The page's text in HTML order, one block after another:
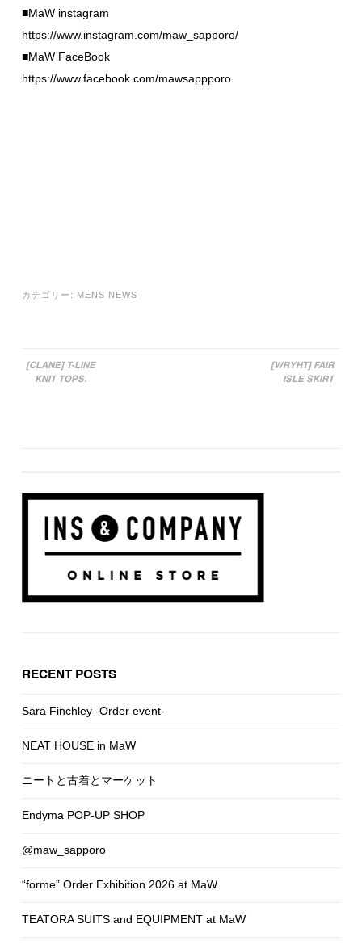
■MaW instagram
https://www.instagram.com/maw_sapporo/
■MaW FaceBook
https://www.facebook.com/mawsappporo
カテゴリー: MENS NEWS
[CLANE] T-LINE
KNIT TOPS.
[WRYHT] FAIR
ISLE SKIRT
RECENT POSTS
Sara Finchley -Order event-
NEAT HOUSE in MaW
ニートと古着とマーケット
Endyma POP-UP SHOP
@maw_sapporo
“forme” Order Exhibition 2026 at MaW
TEATORA SUITS and EQUIPMENT at MaW